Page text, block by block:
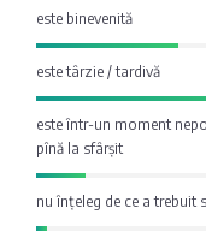
Maib
Moldindconbank
OTP Bank
este binevenită
este târzie / tardivă
este într-un moment
pînă la sfârșit
nu înțeleg de ce a trebuit